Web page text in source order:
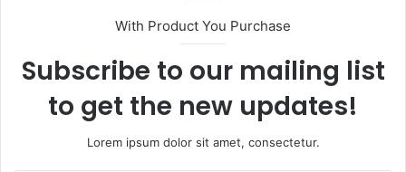
With Product You Purchase
Subscribe to our mailing list
to get the new updates!
Lorem ipsum dolor sit amet, consectetur.